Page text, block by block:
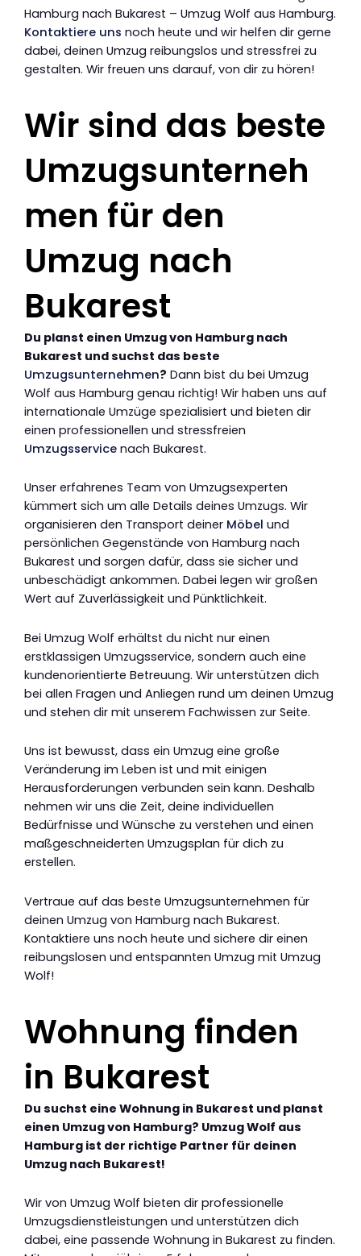
Hamburg nach Bukarest – Umzug Wolf aus Hamburg.
Kontaktiere uns noch heute und wir helfen dir gerne
dabei, deinen Umzug reibungslos und stressfrei zu
gestalten. Wir freuen uns darauf, von dir zu hören!
Wir sind das beste
Umzugsunterneh
men für den
Umzug nach
Bukarest
Du planst einen Umzug von Hamburg nach
Bukarest und suchst das beste
Umzugsunternehmen? Dann bist du bei Umzug
Wolf aus Hamburg genau richtig! Wir haben uns auf
internationale Umzüge spezialisiert und bieten dir
einen professionellen und stressfreien
Umzugsservice nach Bukarest.
Unser erfahrenes Team von Umzugsexperten
kümmert sich um alle Details deines Umzugs. Wir
organisieren den Transport deiner Möbel und
persönlichen Gegenstände von Hamburg nach
Bukarest und sorgen dafür, dass sie sicher und
unbeschädigt ankommen. Dabei legen wir großen
Wert auf Zuverlässigkeit und Pünktlichkeit.
Bei Umzug Wolf erhältst du nicht nur einen
erstklassigen Umzugsservice, sondern auch eine
kundenorientierte Betreuung. Wir unterstützen dich
bei allen Fragen und Anliegen rund um deinen Umzug
und stehen dir mit unserem Fachwissen zur Seite.
Uns ist bewusst, dass ein Umzug eine große
Veränderung im Leben ist und mit einigen
Herausforderungen verbunden sein kann. Deshalb
nehmen wir uns die Zeit, deine individuellen
Bedürfnisse und Wünsche zu verstehen und einen
maßgeschneiderten Umzugsplan für dich zu
erstellen.
Vertraue auf das beste Umzugsunternehmen für
deinen Umzug von Hamburg nach Bukarest.
Kontaktiere uns noch heute und sichere dir einen
reibungslosen und entspannten Umzug mit Umzug
Wolf!
Wohnung finden
in Bukarest
Du suchst eine Wohnung in Bukarest und planst
einen Umzug von Hamburg? Umzug Wolf aus
Hamburg ist der richtige Partner für deinen
Umzug nach Bukarest!
Wir von Umzug Wolf bieten dir professionelle
Umzugsdienstleistungen und unterstützen dich
dabei, eine passende Wohnung in Bukarest zu finden.